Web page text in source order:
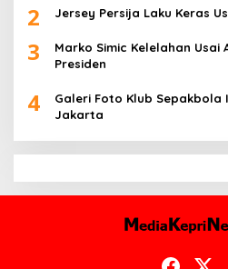
2 Jersey Persija Laku Keras
3
Marko Simic Kelelahan
Presiden
4
Galeri Foto Klub Sepakbola
Jakarta